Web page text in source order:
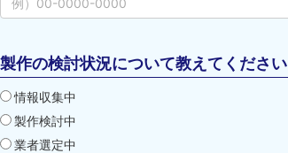
製作の検討状況について教えてください
情報収集中
製作検討中
業者選定中